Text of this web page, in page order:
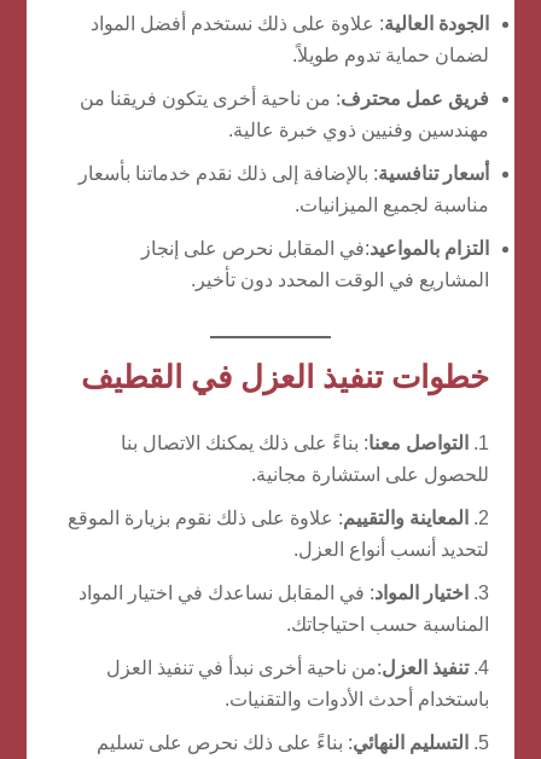
الجودة العالية: علاوة على ذلك نستخدم أفضل المواد
لضمان حماية تدوم طويلاً.
فريق عمل محترف: من ناحية أخرى يتكون فريقنا من
مهندسين وفنيين ذوي خبرة عالية.
أسعار تنافسية: بالإضافة إلى ذلك نقدم خدماتنا بأسعار
مناسبة لجميع الميزانيات.
التزام بالمواعيد:في المقابل نحرص على إنجاز
المشاريع في الوقت المحدد دون تأخير.
خطوات تنفيذ العزل في القطيف
التواصل معنا: بناءً على ذلك يمكنك الاتصال بنا
للحصول على استشارة مجانية.
المعاينة والتقييم: علاوة على ذلك نقوم بزيارة الموقع
لتحديد أنسب أنواع العزل.
اختيار المواد: في المقابل نساعدك في اختيار المواد
المناسبة حسب احتياجاتك.
تنفيذ العزل:من ناحية أخرى نبدأ في تنفيذ العزل
باستخدام أحدث الأدوات والتقنيات.
التسليم النهائي: بناءً على ذلك نحرص على تسليم